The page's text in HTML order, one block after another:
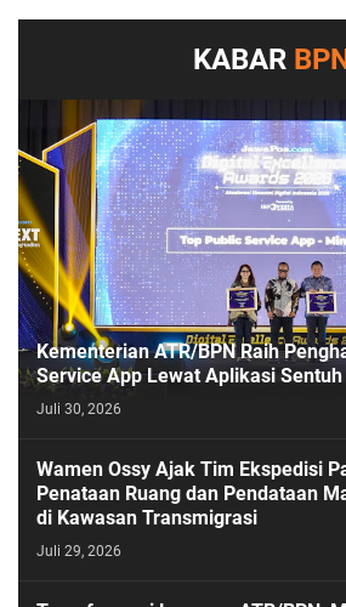
KABAR
Kementerian ATR/BPN Raih
Service App Lewat Aplikasi
Juli 30, 2026
Wamen Ossy Ajak Tim Ekspedisi
Penataan Ruang dan Pendataan
di Kawasan Transmigrasi
Juli 29, 2026